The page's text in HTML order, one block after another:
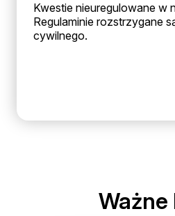
Kwestie nieuregulowane w
Regulaminie rozstrzygane
cywilnego.
Ważne